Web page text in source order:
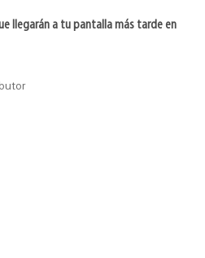
llegarán a tu pantalla más tarde en